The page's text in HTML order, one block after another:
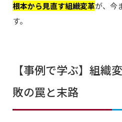
根本から見直す組織変革が、今
す。
【事例で学ぶ】組織
敗の罠と末路